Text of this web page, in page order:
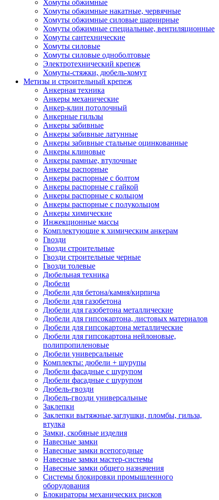
Хомуты обжимные
Хомуты обжимные накатные, червячные
Хомуты обжимные силовые шарнирные
Хомуты обжимные специальные, вентиляционные
Хомуты сантехнические
Хомуты силовые
Хомуты силовые одноболтовые
Электротехнический крепеж
Хомуты-стяжки, дюбель-хомут
Метизы и строительный крепеж
Анкерная техника
Анкеры механические
Анкер-клин потолочный
Анкерные гильзы
Анкеры забивные
Анкеры забивные латунные
Анкеры забивные стальные оцинкованные
Анкеры клиновые
Анкеры рамные, втулочные
Анкеры распорные
Анкеры распорные с болтом
Анкеры распорные с гайкой
Анкеры распорные с кольцом
Анкеры распорные с полукольцом
Анкеры химические
Инжекционные массы
Комплектующие к химическим анкерам
Гвозди
Гвозди строительные
Гвозди строительные черные
Гвозди толевые
Дюбельная техника
Дюбели
Дюбели для бетона/камня/кирпича
Дюбели для газобетона
Дюбели для газобетона металлические
Дюбели для гипсокартона, листовых материалов
Дюбели для гипсокартона металлические
Дюбели для гипсокартона нейлоновые,
полипропиленовые
Дюбели универсальные
Комплекты: дюбели + шурупы
Дюбели фасадные с шурупом
Дюбели фасадные с шурупом
Дюбель-гвозди
Дюбель-гвозди универсальные
Заклепки
Заклепки вытяжные,заглушки, пломбы, гильза,
втулка
Замки, скобяные изделия
Навесные замки
Навесные замки всепогодные
Навесные замки мастер-системы
Навесные замки общего назначения
Системы блокировки промышленного
оборудования
Блокираторы механических рисков